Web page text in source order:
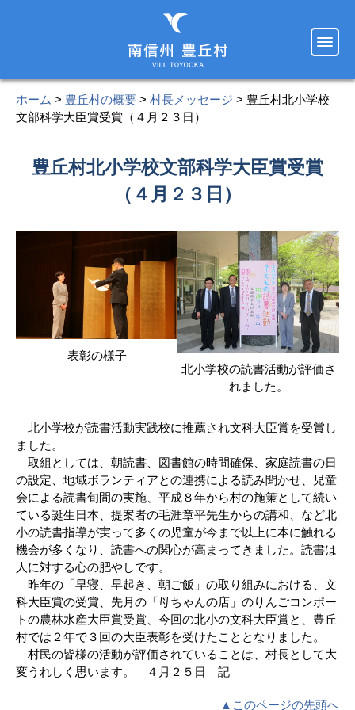
ホーム > 豊丘村の概要 > 村長メッセージ > 豊丘村北小学校
文部科学大臣賞受賞（４月２３日）
豊丘村北小学校文部科学大臣賞受賞
（４月２３日）
表彰の様子
北小学校の読書活動が評価さ
れました。
北小学校が読書活動実践校に推薦され文科大臣賞を受賞し
ました。
取組としては、朝読書、図書館の時間確保、家庭読書の日
の設定、地域ボランティアとの連携による読み聞かせ、児童
会による読書旬間の実施、平成８年から村の施策として続い
ている誕生日本、提案者の毛涯章平先生からの講和、など北
小の読書指導が実って多くの児童が今まで以上に本に触れる
機会が多くなり、読書への関心が高まってきました。読書は
人に対する心の肥やしです。
昨年の「早寝、早起き、朝ご飯」の取り組みにおける、文
科大臣賞の受賞、先月の「母ちゃんの店」のりんごコンポー
トの農林水産大臣賞受賞、今回の北小の文科大臣賞と、豊丘
村では２年で３回の大臣表彰を受けたこととなりました。
村民の皆様の活動が評価されていることは、村長として大
変うれしく思います。 ４月２５日 記
▲このページの先頭へ